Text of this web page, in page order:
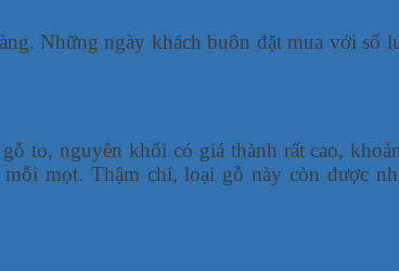
Những ngày khách buôn đặt mua với số
to, nguyên khối có giá thành rất cao,
mọt. Thậm chí, loại gỗ này còn được